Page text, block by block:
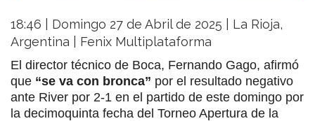
18:46 | Domingo 27 de Abril de 2025 | La Rioja,
Argentina | Fenix Multiplataforma
El director técnico de Boca, Fernando Gago, afirmó
que “se va con bronca” por el resultado negativo
ante River por 2-1 en el partido de este domingo por
la decimoquinta fecha del Torneo Apertura de la